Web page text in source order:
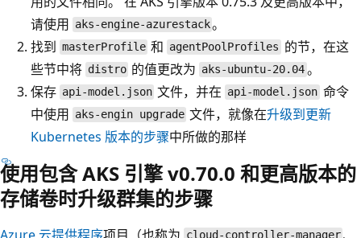
请使用 aks-engine-azurestack。
找到 masterProfile 和 agentPoolProfiles 的节，在这
些节中将 distro 的值更改为 aks-ubuntu-20.04。
保存 api-model.json 文件，并在 api-model.json 命令
中使用 aks-engin upgrade 文件，就像在升级到更新
Kubernetes 版本的步骤中所做的那样
使用包含 AKS 引擎 v0.70.0 和更高版本的
存储卷时升级群集的步骤
Azure 云提供程序项目（也称为 cloud-controller-manager 、